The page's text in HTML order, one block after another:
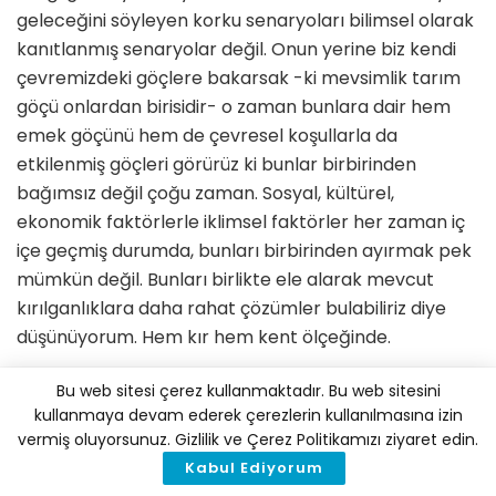
geleceğini söyleyen korku senaryoları bilimsel olarak
kanıtlanmış senaryolar değil. Onun yerine biz kendi
çevre­mizdeki göçlere bakarsak -ki mevsimlik tarım
göçü onlardan birisidir- o zaman bunlara dair hem
emek göçünü hem de çevresel koşullarla da
etkilenmiş göçle­ri görürüz ki bunlar birbirinden
bağım­sız değil çoğu zaman. Sosyal, kültürel,
ekonomik faktörlerle iklimsel faktörler her zaman iç
içe geçmiş durumda, bun­ları birbirinden ayırmak pek
mümkün değil. Bunları birlikte ele alarak mev­cut
kırılganlıklara daha rahat çözümler bulabiliriz diye
düşünüyorum. Hem kır hem kent ölçeğinde.
Mevsimlik işçi çalışmasından elde et­tiğiniz bulgular
neler? Kısaca olsa da bahsedebilir misiniz?
2014’te Barselona Otonom Üniver-sitesi’nde
tamamladığım doktora çalış­mam, Türkiye’de Seyhan
Bu web sitesi çerez kullanmaktadır. Bu web sitesini
kullanmaya devam ederek çerezlerin kullanılmasına izin
vermiş oluyorsunuz. Gizlilik ve Çerez Politikamızı ziyaret edin.
Kabul Ediyorum